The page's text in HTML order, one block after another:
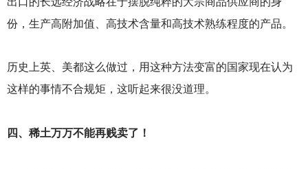
份，生产高附加值、高技术含量和高技术熟练程度的产品。
历史上英、美都这么做过，用这种方法变富的国家现在认为
这样的事情不合规矩，这听起来很没道理。
四、稀土万万不能再贱卖了！